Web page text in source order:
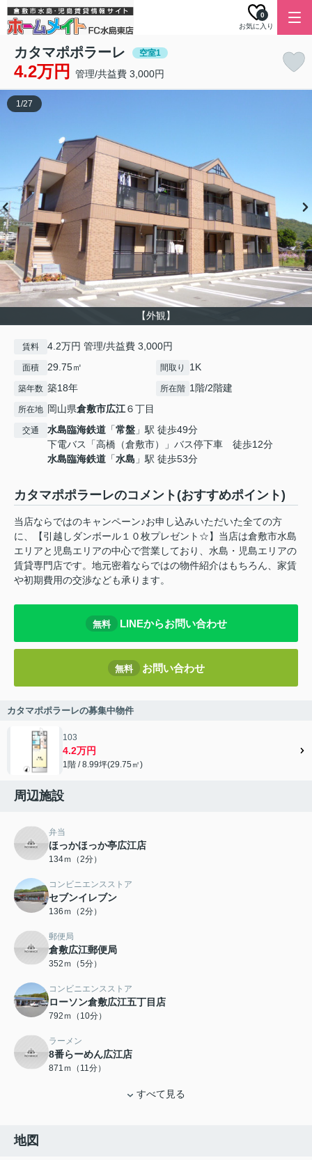
お気に入り
0
カタマポポラーレ 空室1
4.2万円 管理/共益費 3,000円
【外観】
1/27
賃料 4.2万円 管理/共益費 3,000円
面積 29.75㎡ 間取り 1K
築年数 築18年 所在階 1階/2階建
所在地 岡山県倉敷市広江６丁目
交通 水島臨海鉄道 「常盤 」駅 徒歩49分
下電バス「高橋（倉敷市）」バス停下車 徒歩12分
水島臨海鉄道 「水島 」駅 徒歩53分
カタマポポラーレのコメント(おすすめポイント)
当店ならではのキャンペーン♪お申し込みいただいた全ての方
に、【引越しダンボール１０枚プレゼント☆】当店は倉敷市水島
エリアと児島エリアの中心で営業しており、水島・児島エリアの
賃貸専門店です。地元密着ならではの物件紹介はもちろん、家賃
や初期費用の交渉なども承ります。
無料 LINEからお問い合わせ
無料 お問い合わせ
カタマポポラーレの募集中物件
103
4.2万円
1階 / 8.99坪(29.75㎡)
周辺施設
弁当
ほっかほっか亭広江店
134ｍ（2分）
コンビニエンスストア
セブンイレブン
136ｍ（2分）
郵便局
倉敷広江郵便局
352ｍ（5分）
コンビニエンスストア
ローソン倉敷広江五丁目店
792ｍ（10分）
ラーメン
8番らーめん広江店
871ｍ（11分）
すべて見る
地図